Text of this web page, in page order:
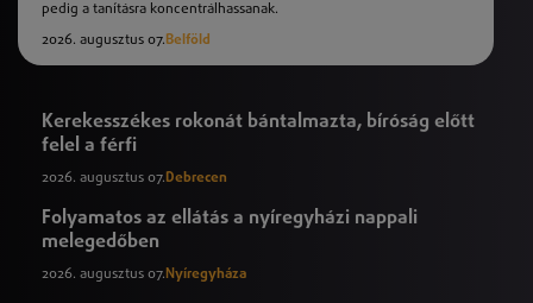
pedig a tanításra koncentrálhassanak.
2026. augusztus 07.Belföld
Kerekesszékes rokonát bántalmazta, bíróság előtt
felel a férfi
2026. augusztus 07.Debrecen
Folyamatos az ellátás a nyíregyházi nappali
melegedőben
2026. augusztus 07. Nyíregyháza